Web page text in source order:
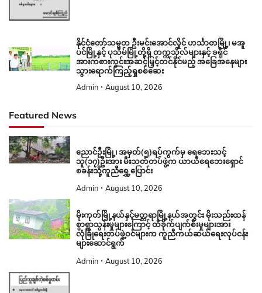
နိုင်ငံတော်သမ္မတ ဦးမင်းအောင်လှိုင် ဟင်္သာတမြို့၊ မအူ
ပင်မြို့နှင့် ပုသိမ်မြို့တို့ရှိ တက္ကသိုလ်များနှင့် ခရိုင်
အားကစားကွင်းအဆင့်မြှင့်တင်နိုင်မည့် အခြေအနေများ
သွားရောက်ကြည့်ရှုစစ်ဆေး
Admin August 10, 2026
Featured News
ညောင်ဦးမြို့၊ အမှတ်(၅)ရပ်ကွက်မှ ရေဘေးသင့်
သူ(၁၇)ဦးအား မီးသတ်တပ်ဖွဲ့က ယာယီရေဘေးရှောင်
စခန်းသို့ကူညီရွှေ့ပြောင်း
Admin August 10, 2026
မိုးကုတ်မြို့နယ်နှင့်မတ္တရာမြို့နယ်အတွင်း မိုးသည်းထန်
စွာရွာသွန်းမှုများကြောင့် ထိခိုက်ပျက်စီးမှုများအား
လုံခြုံရေးတပ်ဖွဲ့ဝင်များက ကူညီကယ်ဆယ်ရေးလုပ်ငန်း
များဆောင်ရွက်
Admin August 10, 2026